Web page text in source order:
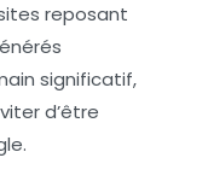
reposant
significatif,
d’être